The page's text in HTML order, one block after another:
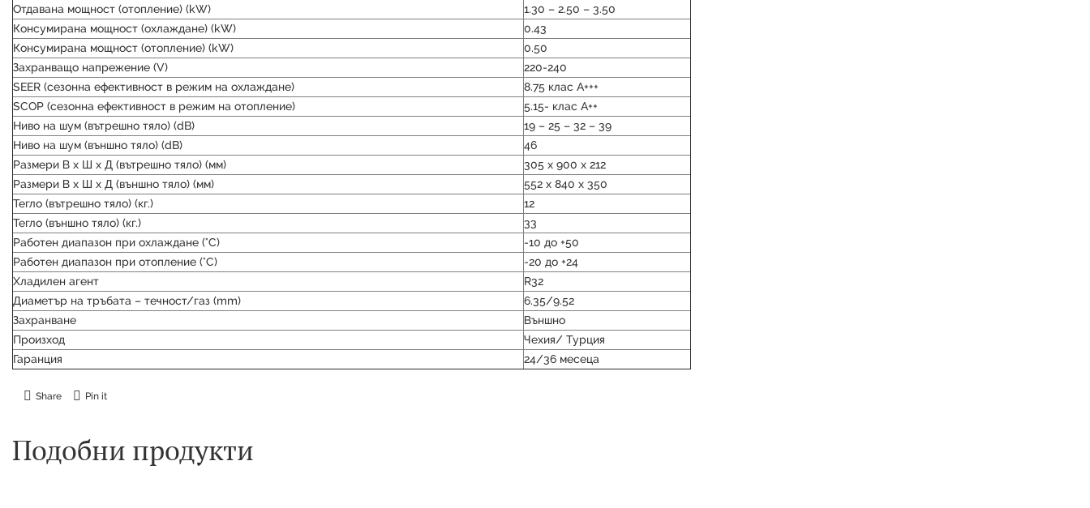
Отдавана мощност (отопление) (kW)
1.30 – 2.50 – 3.50
Консумирана мощност (охлаждане) (kW)
0.43
Консумирана мощност (отопление) (kW)
0.50
Захранващо напрежение (V)
220-240
SEER (сезонна ефективност в режим на охлаждане)
8.75 клас А+++
SCOP (сезонна ефективност в режим на отопление)
5.15- клас А++
Ниво на шум (вътрешно тяло) (dB)
19 – 25 – 32 – 39
Ниво на шум (външно тяло) (dB)
46
Размери В х Ш х Д (вътрешно тяло) (мм)
305 x 900 x 212
Размери В х Ш х Д (външно тяло) (мм)
552 x 840 x 350
Тегло (вътрешно тяло) (кг.)
12
Тегло (външно тяло) (кг.)
33
Работен диапазон при охлаждане (°C)
-10 до +50
Работен диапазон при отопление (°C)
-20 до +24
Хладилен агент
R32
Диаметър на тръбата – течност/газ (mm)
6.35/9.52
Захранване
Външно
Произход
Чехия/ Турция
Гаранция
24/36 месеца
Share Pin it
Подобни продукти